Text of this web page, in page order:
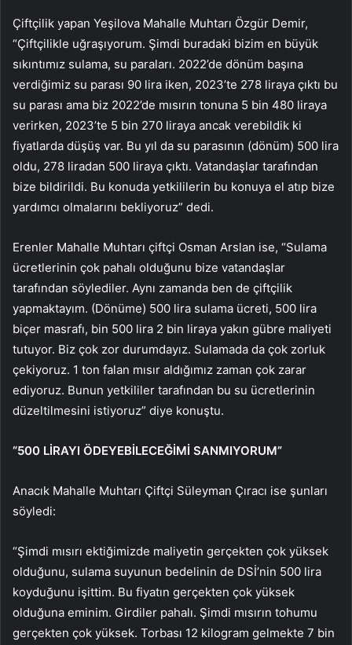
Çiftçilik yapan Yeşilova Mahalle Muhtarı Özgür Demir,
“Çiftçilikle uğraşıyorum. Şimdi buradaki bizim en büyük
sıkıntımız sulama, su paraları. 2022’de dönüm başına
verdiğimiz su parası 90 lira iken, 2023’te 278 liraya çıktı bu
su parası ama biz 2022’de mısırın tonuna 5 bin 480 liraya
verirken, 2023’te 5 bin 270 liraya ancak verebildik ki
fiyatlarda düşüş var. Bu yıl da su parasının (dönüm) 500 lira
oldu, 278 liradan 500 liraya çıktı. Vatandaşlar tarafından
bize bildirildi. Bu konuda yetkililerin bu konuya el atıp bize
yardımcı olmalarını bekliyoruz” dedi.
Erenler Mahalle Muhtarı çiftçi Osman Arslan ise, “Sulama
ücretlerinin çok pahalı olduğunu bize vatandaşlar
tarafından söylediler. Aynı zamanda ben de çiftçilik
yapmaktayım. (Dönüme) 500 lira sulama ücreti, 500 lira
biçer masrafı, bin 500 lira 2 bin liraya yakın gübre maliyeti
tutuyor. Biz çok zor durumdayız. Sulamada da çok zorluk
çekiyoruz. 1 ton falan mısır aldığımız zaman çok zarar
ediyoruz. Bunun yetkililer tarafından bu su ücretlerinin
düzeltilmesini istiyoruz” diye konuştu.
“500 LİRAYI ÖDEYEBİLECEĞİMİ SANMIYORUM”
Anacık Mahalle Muhtarı Çiftçi Süleyman Çıracı ise şunları
söyledi:
“Şimdi mısırı ektiğimizde maliyetin gerçekten çok yüksek
olduğunu, sulama suyunun bedelinin de DSİ’nin 500 lira
koyduğunu işittim. Bu fiyatın gerçekten çok yüksek
olduğuna eminim. Girdiler pahalı. Şimdi mısırın tohumu
gerçekten çok yüksek. Torbası 12 kilogram gelmekte 7 bin